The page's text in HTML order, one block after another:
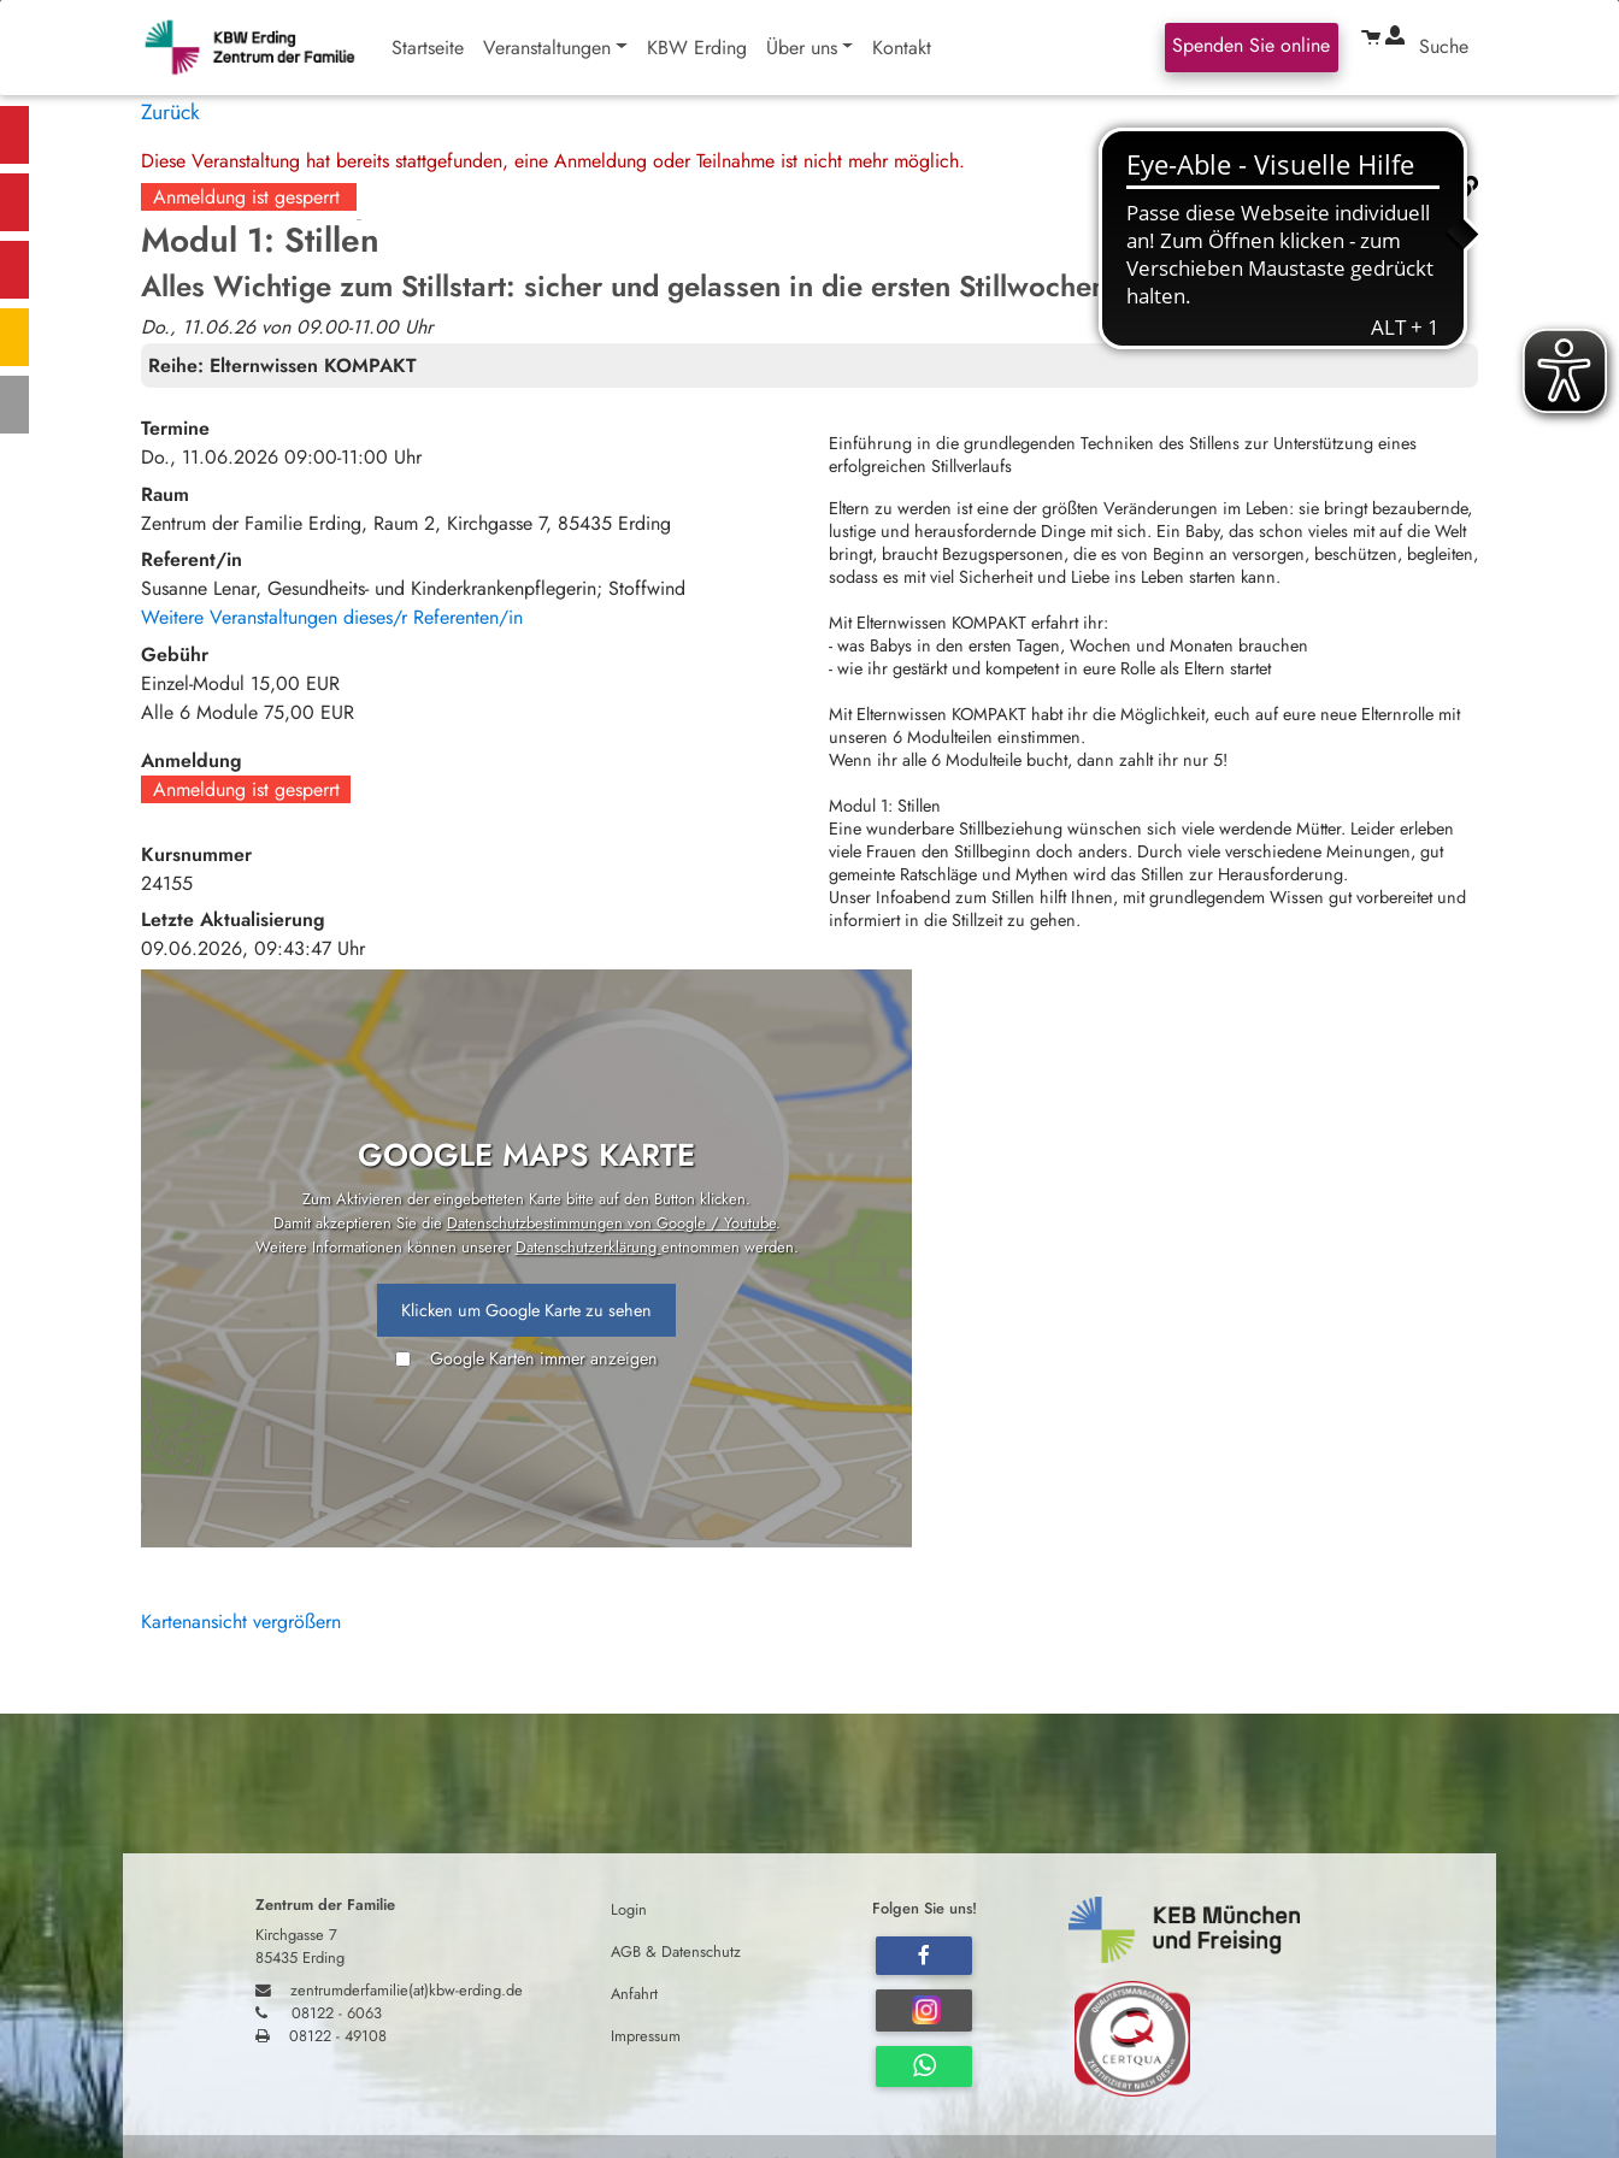
Startseite Veranstaltungen KBW Erding Über uns Kontakt Spenden Sie online Suche
Zurück
Diese Veranstaltung hat bereits stattgefunden, eine Anmeldung oder Teilnahme ist nicht mehr möglich.
Anmeldung ist gesperrt
Modul 1: Stillen
Alles Wichtige zum Stillstart: sicher und gelassen in die ersten Stillwochen
Do., 11.06.26 von 09.00-11.00 Uhr
Reihe: Elternwissen KOMPAKT
Einführung in die grundlegenden Techniken des Stillens zur Unterstützung eines
erfolgreichen Stillverlaufs
Eltern zu werden ist eine der größten Veränderungen im Leben: sie bringt bezaubernde,
lustige und herausfordernde Dinge mit sich. Ein Baby, das schon vieles mit auf die Welt
bringt, braucht Bezugspersonen, die es von Beginn an versorgen, beschützen, begleiten,
sodass es mit viel Sicherheit und Liebe ins Leben starten kann.
Mit Elternwissen KOMPAKT erfahrt ihr:
- was Babys in den ersten Tagen, Wochen und Monaten brauchen
- wie ihr gestärkt und kompetent in eure Rolle als Eltern startet
Mit Elternwissen KOMPAKT habt ihr die Möglichkeit, euch auf eure neue Elternrolle mit
unseren 6 Modulteilen einstimmen.
Wenn ihr alle 6 Modulteile bucht, dann zahlt ihr nur 5!
Modul 1: Stillen
Eine wunderbare Stillbeziehung wünschen sich viele werdende Mütter. Leider erleben
viele Frauen den Stillbeginn doch anders. Durch viele verschiedene Meinungen, gut
gemeinte Ratschläge und Mythen wird das Stillen zur Herausforderung.
Unser Infoabend zum Stillen hilft Ihnen, mit grundlegendem Wissen gut vorbereitet und
informiert in die Stillzeit zu gehen.
Termine
Do., 11.06.2026 09:00-11:00 Uhr
Raum
Zentrum der Familie Erding, Raum 2 Kirchgasse 7 85435 Erding
Referent/in
Susanne Lenar, Gesundheits- und Kinderkrankenpflegerin; Stoffwind
Weitere Veranstaltungen dieses/r Referenten/in
Gebühr
Einzel-Modul 15,00 EUR
Alle 6 Module 75,00 EUR
Anmeldung
Anmeldung ist gesperrt
Kursnummer
24155
Letzte Aktualisierung
09.06.2026, 09:43:47 Uhr
GOOGLE MAPS KARTE
Zum Aktivieren der eingebetteten Karte bitte auf den Button klicken.
Damit akzeptieren Sie dieDatenschutzbestimmungen von Google / Youtube.
Weitere Informationen können unsererDatenschutzerklärungentnommen werden.
Klicken um Google Karte zu sehen
Google Karten immer anzeigen
Kartenansicht vergrößern
Zentrum der Familie
Kirchgasse 7
85435 Erding
zentrumderfamilie(at)kbw-erding.de
08122 - 6063
08122 - 49108
Login
AGB & Datenschutz
Anfahrt
Impressum
Folgen Sie uns!